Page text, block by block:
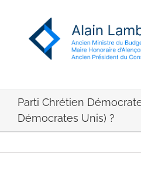
Parti Chrétien
Démocrates Unis) ?